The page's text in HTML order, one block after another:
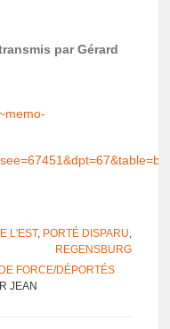
par Gérard
L'EST, PORTÉ DISPARU,
REGENSBURG
FORCE/DÉPORTÉS
JEAN